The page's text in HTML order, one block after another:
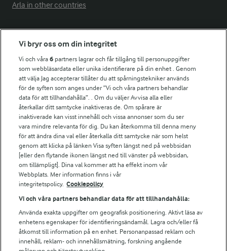
Arla in other countries
Fler Arlasajter
För ägare
Arlas kundportal
Arla.com
Falbygdens Ost
Arla webbshop
Bildbank
Följ oss
Vi bryr oss om din integritet
Vi och våra6 partners lagrar och får tillgång till personuppgifter
som webbläsardata eller unika identifierare på din enhet . Genom
att välja Jag accepterar tillåter du att spårningstekniker används
för de syften som anges under ”Vi och våra partners behandlar
data för att tillhandahålla”. . Om du väljer Avvisa alla eller
återkallar ditt samtycke inaktiveras de. Om spårare är
inaktiverade kan visst innehåll och vissa annonser som du ser
vara mindre relevanta för dig. Du kan återkomma till denna meny
för att ändra dina val eller återkalla ditt samtycke när som helst
genom att klicka på länken Visa syften längst ned på webbsidan
[eller den flytande ikonen längst ned till vänster på webbsidan,
om tillämpligt]. Dina val kommer att ha effekt inom vår
Webbplats. Mer information finns i vår
integritetspolicy. Cookiepolicy
Vi och våra partners behandlar data för att tillhandahålla:
Använda exakta uppgifter om geografisk positionering. Aktivt läsa av
enhetens egenskaper för identifieringsändamål. Lagra och/eller få
åtkomst till information på en enhet. Personanpassad reklam och
innehåll, reklam- och innehållsmätning, forskning angående